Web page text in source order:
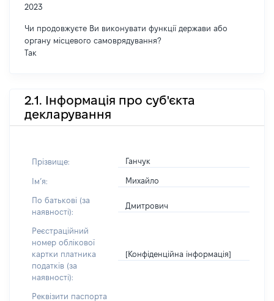
2023
Чи продовжуєте Ви виконувати функції держави або
органу місцевого самоврядування?
Так
2.1. Інформація про суб'єкта
декларування
Прізвище: Ганчук
Імʼя: Михайло
По батькові (за
наявності):
Дмитрович
Реєстраційний
номер облікової
картки платника
податків (за
наявності):
[Конфіденційна інформація]
Реквізити паспорта